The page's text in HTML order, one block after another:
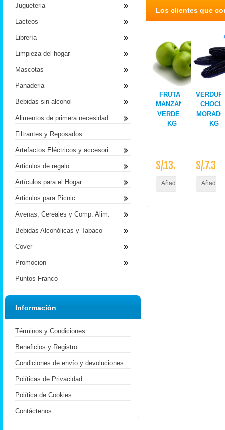
Los clientes que
FRUTAS
MANZANA
VERDE X
KG
S/.13.20
Añadir al Carrito
KG
S/.7.30
Añadir
Jugueteria
Lacteos
Librería
Limpieza del hogar
Mascotas
Panaderia
Bebidas sin alcohol
Alimentos de primera necesidad
Filtrantes y Reposados
Artefactos Eléctricos y accesori
Articulos de regalo
Artículos para el Hogar
Articulos para Picnic
Avenas, Cereales y Comp. Alim.
Bebidas Alcohólicas y Tabaco
Cover
Promocion
Puntos Franco
Información
Términos y Condiciones
Beneficios y Registro
Condiciones de envío y devoluciones
Políticas de Privacidad
Política de Cookies
Contáctenos